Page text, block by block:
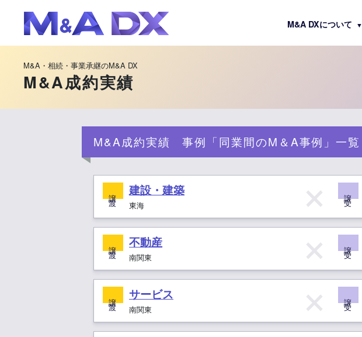
M&A DXについて ▼
M&A・相続・事業承継のM&A DX
M&A成約実績
M&A成約実績 事例「同業間のM＆A事例」一覧
建設・建築
東海
不動産
南関東
サービス
南関東